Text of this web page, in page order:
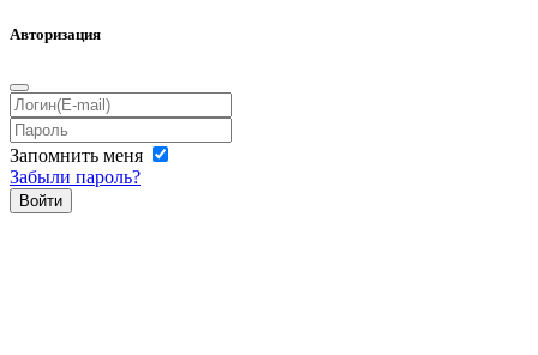
Авторизация
Запомнить меня
Забыли пароль?
Войти